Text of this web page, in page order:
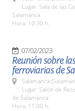
Lugar: Sala de las
Salamanca
Hora: 10:30 h.
07/02/2023
Reunión sobre
ferroviarias de
Salamanca
Lugar: Salón de
de Salamanca
Hora: 11:00 h.